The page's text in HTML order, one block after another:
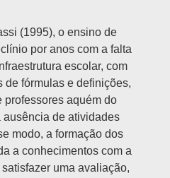
(1995), o ensino de
por anos com a falta
escolar, com
de fórmulas e definições,
professores aquém do
ausência de atividades
modo, a formação dos
a conhecimentos com a
uma avaliação,